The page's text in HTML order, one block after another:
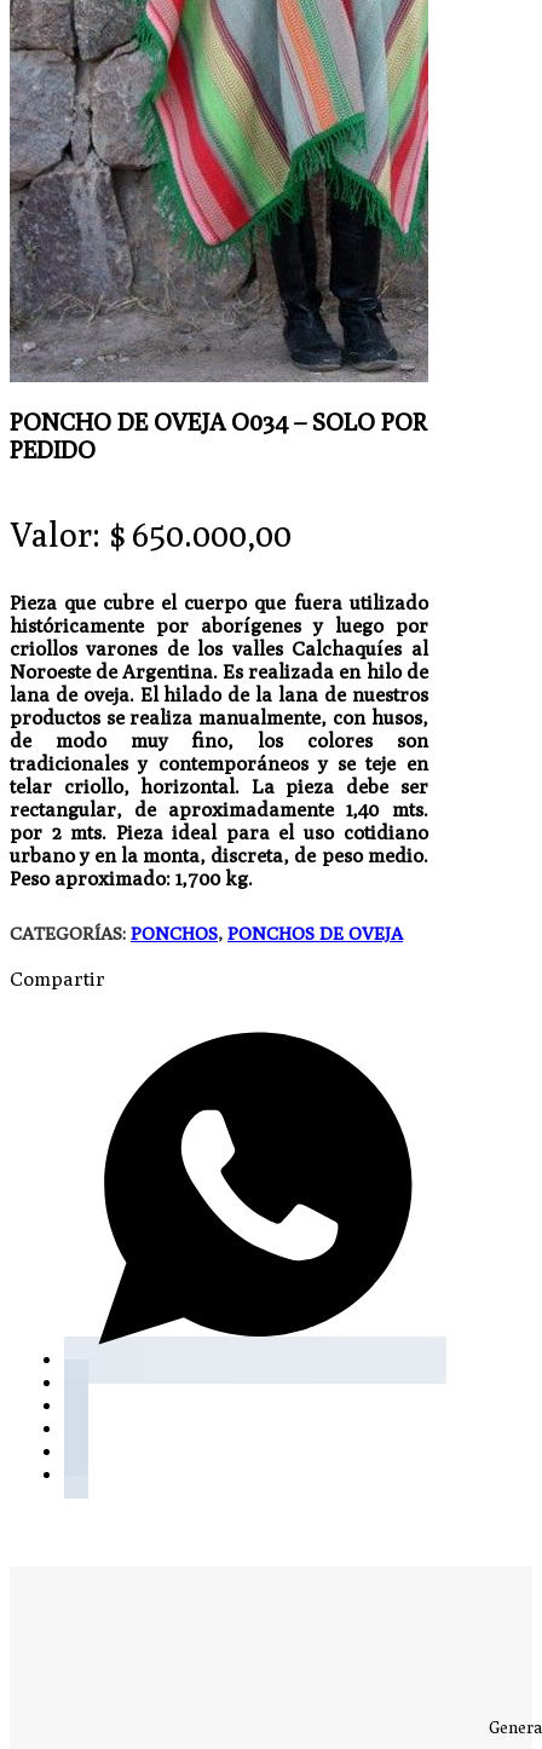
PONCHO DE OVEJA O034 – SOLO POR
PEDIDO
Valor: $ 650.000,00
Pieza que cubre el cuerpo que fuera utilizado
históricamente por aborígenes y luego por
criollos varones de los valles Calchaquíes al
Noroeste de Argentina. Es realizada en hilo de
lana de oveja. El hilado de la lana de nuestros
productos se realiza manualmente, con husos,
de modo muy fino, los colores son
tradicionales y contemporáneos y se teje en
telar criollo, horizontal. La pieza debe ser
rectangular, de aproximadamente 1,40 mts.
por 2 mts. Pieza ideal para el uso cotidiano
urbano y en la monta, discreta, de peso medio.
Peso aproximado: 1,700 kg.
CATEGORÍAS: PONCHOS, PONCHOS DE OVEJA
Compartir